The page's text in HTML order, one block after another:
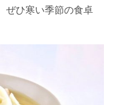
ぜひ寒い季節の食卓